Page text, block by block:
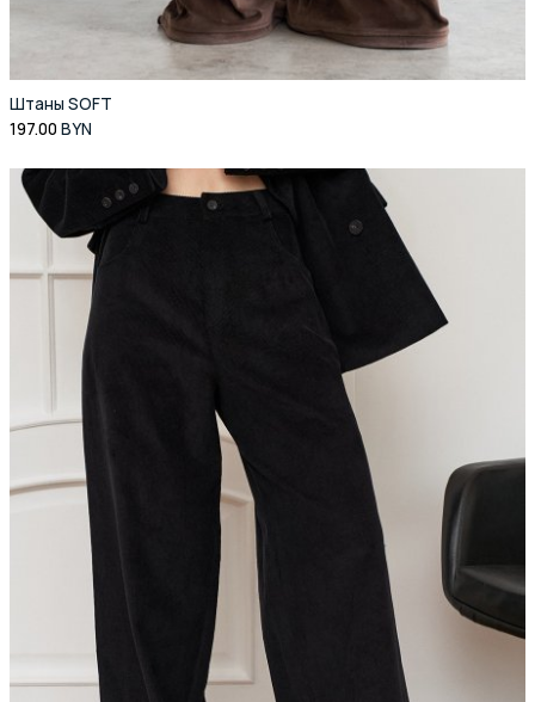
Штаны SOFT
197.00 BYN